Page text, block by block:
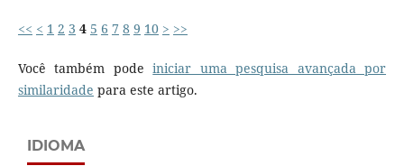
<< < 1 2 3 4 5 6 7 8 9 10 > >>
Você também podeiniciar uma pesquisa avançada por
similaridade para este artigo.
IDIOMA